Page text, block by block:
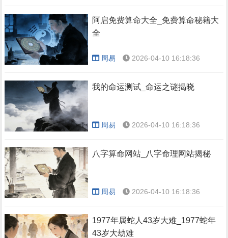
阿启免费算命大全_免费算命秘籍大
全
周易 2026-04-10 16:18:36
我的命运测试_命运之谜揭晓
周易 2026-04-10 16:18:36
八字算命网站_八字命理网站揭秘
周易 2026-04-10 16:18:36
1977年属蛇人43岁大难_1977蛇年
43岁大劫难